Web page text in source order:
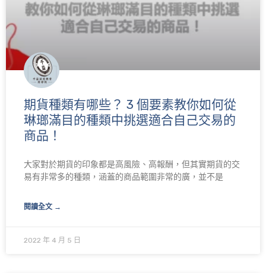
期貨種類有哪些？ 3 個要素教你如何從
琳瑯滿目的種類中挑選適合自己交易的
商品！
大家對於期貨的印象都是高風險、高報酬，但其實期貨的交
易有非常多的種類，涵蓋的商品範圍非常的廣，並不是
閱讀全文 →
2022 年 4 月 5 日